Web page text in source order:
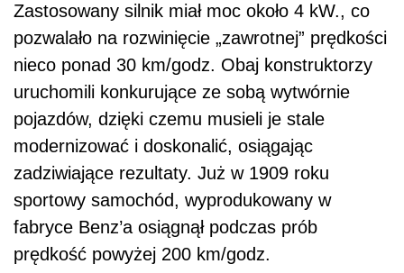
Zastosowany silnik miał moc około 4 kW., co
pozwalało na rozwinięcie „zawrotnej” prędkości
nieco ponad 30 km/godz. Obaj konstruktorzy
uruchomili konkurujące ze sobą wytwórnie
pojazdów, dzięki czemu musieli je stale
modernizować i doskonalić, osiągając
zadziwiające rezultaty. Już w 1909 roku
sportowy samochód, wyprodukowany w
fabryce Benz’a osiągnął podczas prób
prędkość powyżej 200 km/godz.